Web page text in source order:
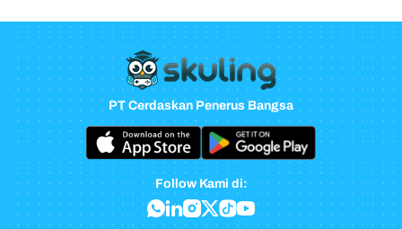
PT Cerdaskan Penerus Bangsa
Follow Kami di: